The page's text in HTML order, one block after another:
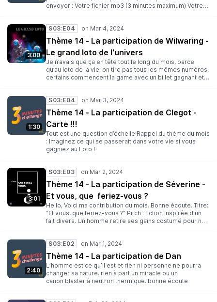
envoyer : Votre fichier mp3 (3 minutes maximum) Votre
challenge (facultatif) Envoyez le tout à l’adresse suivante
: 3minutes@lesantipods.studio Date limite : 27 mars
Rejoignez-nous : Sur Discord Sur Twitter Sur Mastodon
Sur Twitch Des bisous ! Clegot, Yop et Dan
3:00
S03:E04
Thème 14 - La participation de Wilwaring -
Le grand loto de l'univers
Je n’avais que ça en tête tout le long du mois, parce
qu’au loto de la vie, on tire pas tous les mêmes numéros,
certains commencent la game avec un billet gagnant et
avec leurs mots et mélodie intemporelle. Rappel du
thème du mois : Imaginez ce qui se passerait dans votre
vie si vous gagniez au Loto !
1:30
S03:E04
Thème 14 - La participation de Clegot -
Carte !!!
Tout est une question d’échelle Rappel du thème du mois
: Imaginez ce qui se passerait dans votre vie si vous
gagniez au Loto !
3:01
S03:E03
Thème 14 - La participation de Séverine -
Et vous, que feriez-vous ?
Hello, Voici ma contribution du mois. Bonne écoute. Titre:
“Et vous, que feriez-vous ?” Pitch : fiction inspirée d’un
fait divers. Un homme retire ses gains costumé pour ne
Musiques originales : Olivier Guérin Rappel du thème du
mois : Imaginez ce qui se passerait dans votre vie si
vous gagniez au Loto !
2:40
S03:E02
Thème 14 - La participation de Dan
L’homme est ce qu’il est et rien ni personne ne pourra
changer sa nature. rien à part un miracle ou un
canon blaster à neutron thermique. bonne écoute